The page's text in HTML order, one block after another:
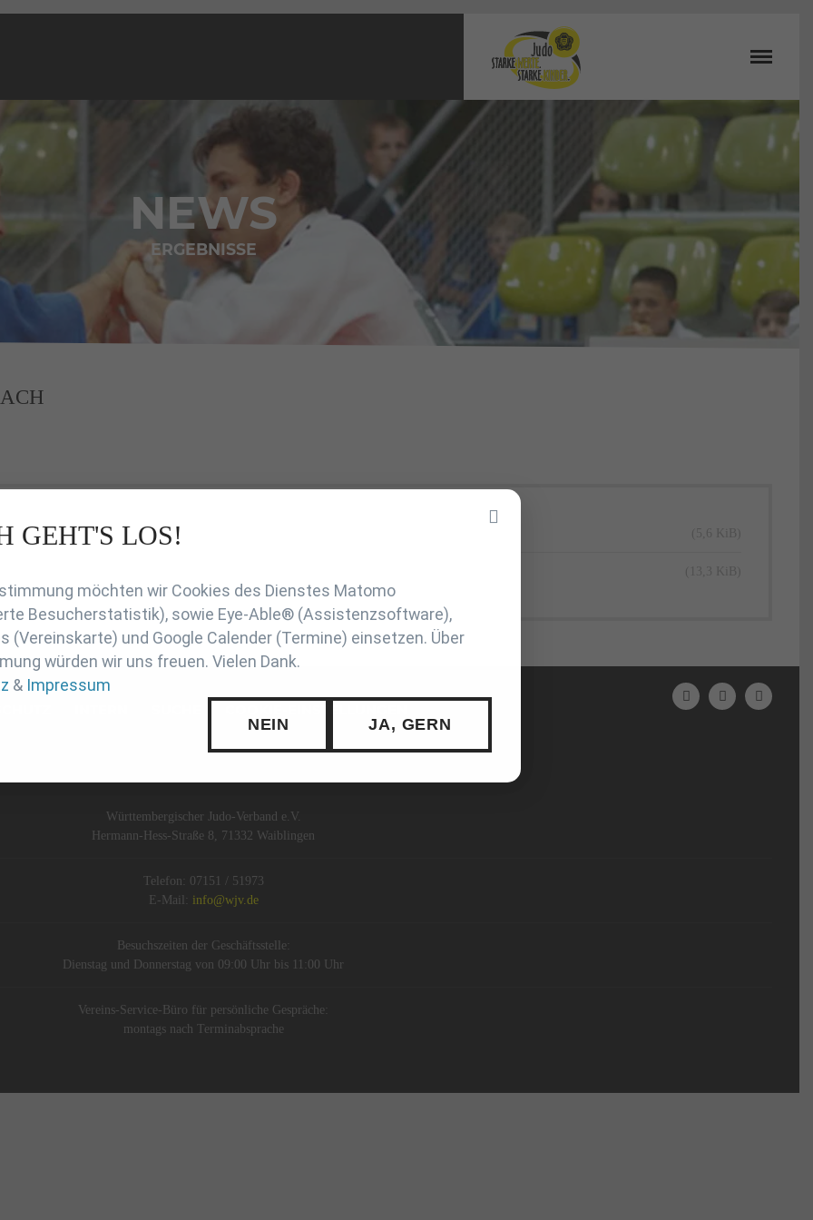
NEWS
ERGEBNISSE
(5,6 KiB)
(13,3 KiB)
Württembergischer Judo-Verband e.V.
Hermann-Hess-Straße 8, 71332 Waiblingen
Telefon: 07151 / 51973
E-Mail: info@wjv.de
Besuchszeiten der Geschäftsstelle:
Dienstag und Donnerstag von 09:00 Uhr bis 11:00 Uhr
Vereins-Service-Büro für persönliche Gespräche:
montags nach Terminabsprache
GEHT'S LOS!
möchten wir Cookies des Dienstes Matomo
Besucherstatistik), sowie Eye-Able® (Assistenzsoftware),
(Vereinskarte) und Google Calender (Termine) einsetzen. Über
würden wir uns freuen. Vielen Dank.
& Impressum
NEIN JA, GERN